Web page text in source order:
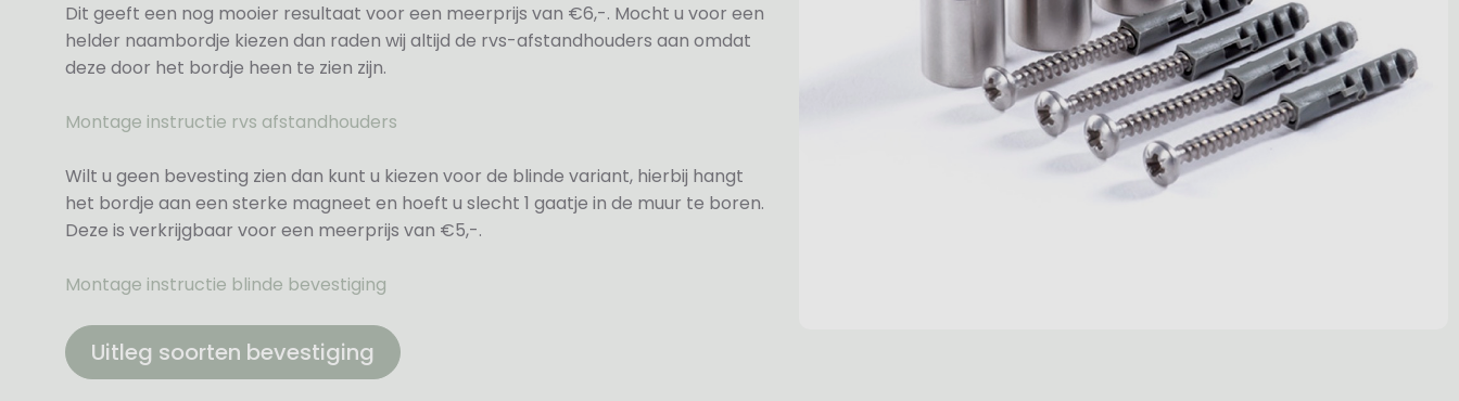
Dit geeft een nog mooier resultaat voor een meerprijs van €6,-. Mocht u voor een
helder naambordje kiezen dan raden wij altijd de rvs-afstandhouders aan omdat
deze door het bordje heen te zien zijn.
Montage instructie rvs afstandhouders
Wilt u geen bevesting zien dan kunt u kiezen voor de blinde variant, hierbij hangt
het bordje aan een sterke magneet en hoeft u slecht 1 gaatje in de muur te boren.
Deze is verkrijgbaar voor een meerprijs van €5,-.
Montage instructie blinde bevestiging
Uitleg soorten bevestiging